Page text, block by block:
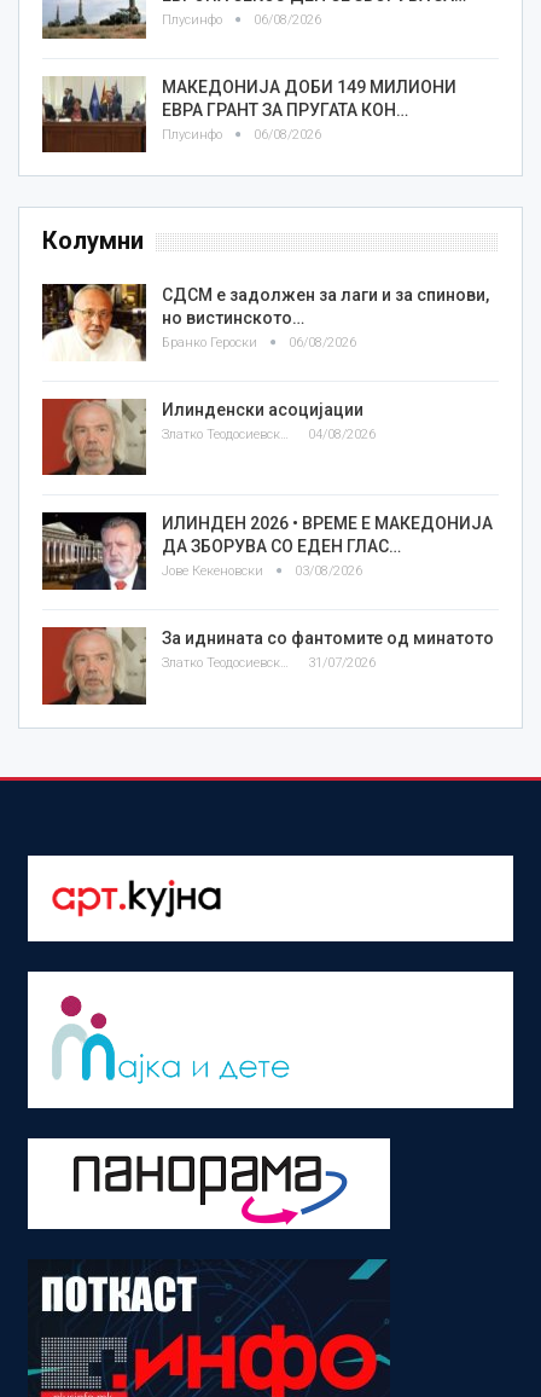
Плусинфо 06/08/2026
МАКЕДОНИЈА ДОБИ 149 МИЛИОНИ
ЕВРА ГРАНТ ЗА ПРУГАТА КОН…
Плусинфо 06/08/2026
Колумни
СДСМ е задолжен за лаги и за спинови,
но вистинското…
Бранко Героски 06/08/2026
Илинденски асоцијации
Златко Теодосиевски 04/08/2026
ИЛИНДЕН 2026 • ВРЕМЕ Е МАКЕДОНИЈА
ДА ЗБОРУВА СО ЕДЕН ГЛАС…
Јове Кекеновски 03/08/2026
За иднината со фантомите од минатото
Златко Теодосиевски 31/07/2026